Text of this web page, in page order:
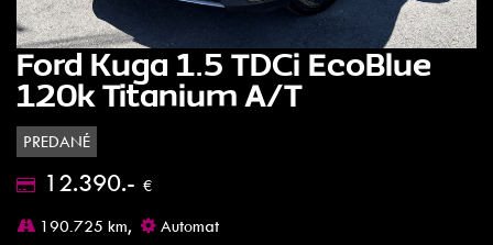
Ford Kuga 1.5 TDCi EcoBlue
120k Titanium A/T
PREDANÉ
12.390.- €
190.725 km,
Automat